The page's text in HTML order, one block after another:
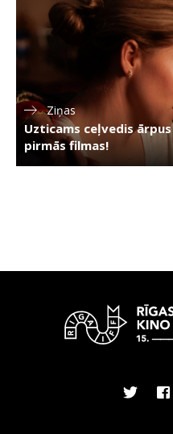
Ziņas
Uzticams ceļvedis ārpus
pirmās filmas!